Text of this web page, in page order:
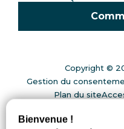
Copyright ©
Gestion du
Plan du site